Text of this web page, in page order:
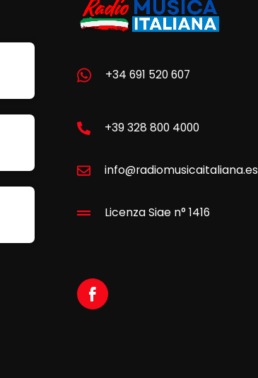
+34 691 520 607
+39 328 800 4000
info@radiomusicaitaliana.es
Licenza Siae n° 1416